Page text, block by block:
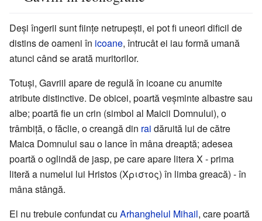
Deși îngerii sunt ființe netrupești, ei pot fi uneori dificil de
distins de oameni în icoane, întrucât ei iau formă umană
atunci când se arată muritorilor.
Totuși, Gavriil apare de regulă în icoane cu anumite
atribute distinctive. De obicei, poartă veșminte albastre sau
albe; poartă fie un crin (simbol al Maicii Domnului), o
trâmbiță, o făclie, o creangă din rai dăruită lui de către
Maica Domnului sau o lance în mâna dreaptă; adesea
poartă o oglindă de jasp, pe care apare litera Χ - prima
literă a numelui lui Hristos (Χριστος) în limba greacă) - în
mâna stângă.
El nu trebuie confundat cu Arhanghelul Mihail, care poartă